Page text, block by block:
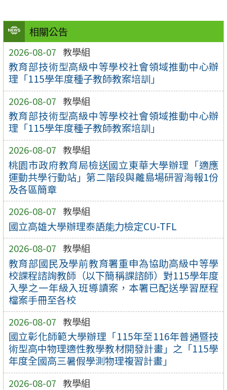
相關公告
2026-08-07 教學組
教育部技術型高級中等學校社會領域推動中心辦
理「115學年度種子教師教案培訓」
2026-08-07 教學組
教育部技術型高級中等學校社會領域推動中心辦
理「115學年度種子教師教案培訓」
2026-08-07 教學組
桃園市政府教育局檢送國立東華大學辦理「適應
運動共學行動站」第二階段與離島場研習海報1份
及各區簡章
2026-08-07 教學組
國立高雄大學辦理泰語能力檢定CU-TFL
2026-08-07 教學組
教育部國民及學前教育署重申為協助高級中等學
校課程諮詢教師（以下簡稱課諮師）對115學年度
入學之一年級入班導讀案，本署已配送學習歷程
檔案手冊至各校
2026-08-07 教學組
國立彰化師範大學辦理「115年至116年普通暨技
術型高中物理適性教學教材開發計畫」之「115學
年度全國高三暑假學測物理複習計畫」
2026-08-07 教學組